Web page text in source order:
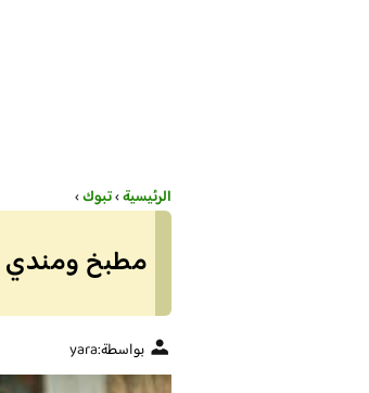
الرئيسية›تبوك›
مطبخ ومندي
بواسطة:yara